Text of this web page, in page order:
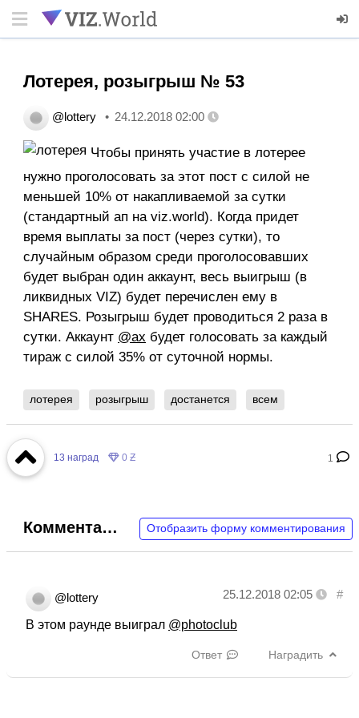
Лотерея, розыгрыш № 53
@lottery 24.12.2018 02:00
Чтобы принять участие в лотерее
нужно проголосовать за этот пост с силой не
меньшей 10% от накапливаемой за сутки
(стандартный ап на viz.world). Когда придет
время выплаты за пост (через сутки), то
случайным образом среди проголосовавших
будет выбран один аккаунт, весь выигрыш (в
ликвидных VIZ) будет перечислен ему в
SHARES. Розыгрыш будет проводиться 2 раза в
сутки. Аккаунт @ax будет голосовать за каждый
тираж с силой 35% от суточной нормы.
лотерея розыгрыш достанется всем
1
13 наград 0 Ƶ
Отобразить форму комментирования
Комментарии
@lottery #
25.12.2018 02:05
В этом раунде выиграл @photoclub
Ответ Наградить